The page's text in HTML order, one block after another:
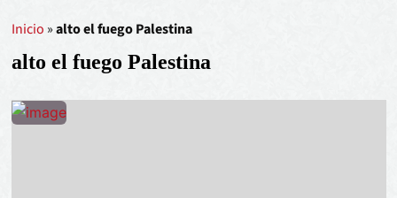
Inicio »alto el fuego Palestina
alto el fuego Palestina